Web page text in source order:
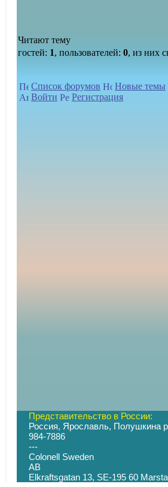
Читают тему
гостей: 1, пользователей: 0, из них
Список форумов Новые темы
Войти
Регистрация
Представительство в России:
Россия, Ярославль, Полушкина
984-7886
---
Colonell Sweden
Elkraftsgatan 13, SE-